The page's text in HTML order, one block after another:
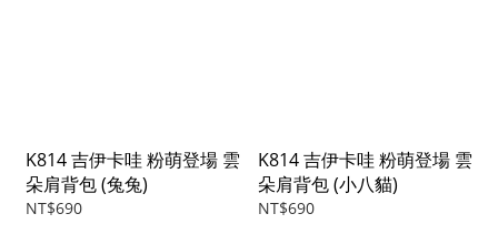
K814 吉伊卡哇 粉萌登場 雲
朵肩背包 (兔兔)
NT$690
K814 吉伊卡哇 粉萌登場 雲
朵肩背包 (小八貓)
NT$690